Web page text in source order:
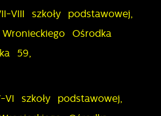
szkoły podstawowej,
Ośrodka
59,
szkoły podstawowej,